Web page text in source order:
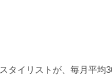
スタイリストが、毎月平均